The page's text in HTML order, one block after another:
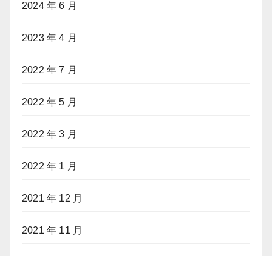
2024 年 6 月
2023 年 4 月
2022 年 7 月
2022 年 5 月
2022 年 3 月
2022 年 1 月
2021 年 12 月
2021 年 11 月